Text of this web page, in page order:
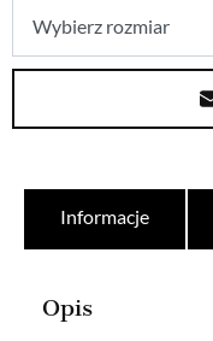
Informacje
Opis